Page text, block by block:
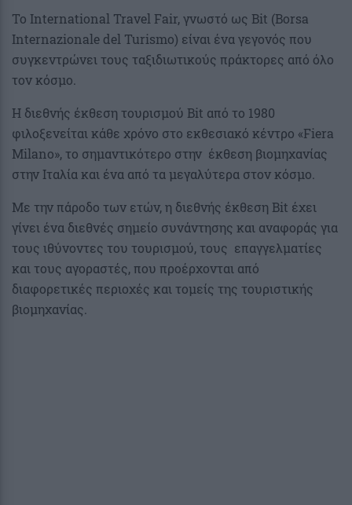
Το International Travel Fair, γνωστό ως Bit (Borsa
Internazionale del Turismo) είναι ένα γεγονός που
συγκεντρώνει τους ταξιδιωτικούς πράκτορες από όλο
τον κόσμο.
Η διεθνής έκθεση τουρισμού Bit από το 1980
φιλοξενείται κάθε χρόνο στο εκθεσιακό κέντρο «Fiera
Milano», το σημαντικότερο στην έκθεση βιομηχανίας
στην Ιταλία και ένα από τα μεγαλύτερα στον κόσμο.
Με την πάροδο των ετών, η διεθνής έκθεση Bit έχει
γίνει ένα διεθνές σημείο συνάντησης και αναφοράς για
τους ιθύνοντες του τουρισμού, τους επαγγελματίες
και τους αγοραστές, που προέρχονται από
διαφορετικές περιοχές και τομείς της τουριστικής
βιομηχανίας.